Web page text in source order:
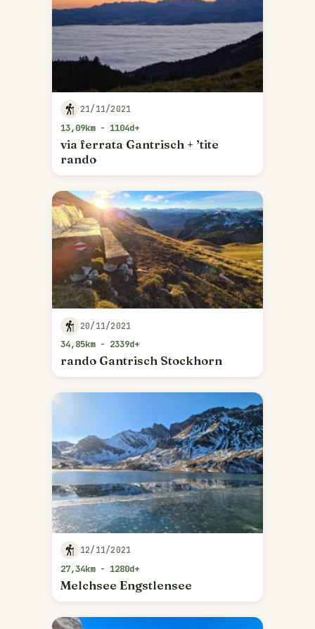
21/11/2021
13,09km - 1104d+
via ferrata Gantrisch + ’tite
rando
20/11/2021
34,85km - 2339d+
rando Gantrisch Stockhorn
12/11/2021
27,34km - 1280d+
Melchsee Engstlensee